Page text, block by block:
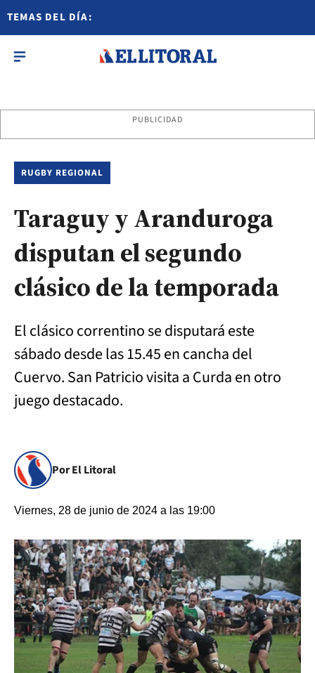
TEMAS DEL DÍA:
PUBLICIDAD
RUGBY REGIONAL
Taraguy y Aranduroga
disputan el segundo
clásico de la temporada
El clásico correntino se disputará este
sábado desde las 15.45 en cancha del
Cuervo. San Patricio visita a Curda en otro
juego destacado.
Por El Litoral
Viernes, 28 de junio de 2024 a las 19:00